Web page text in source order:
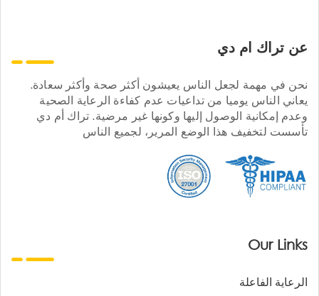
عن تراك ام دي
نحن في مهمة لجعل الناس يعيشون أكثر صحة وأكثر سعادة.
يعاني الناس يوميا من تداعيات عدم كفاءة الرعاية الصحية
وعدم إمكانية الوصول إليها وكونها غير مرضية. تراك أم دي
تأسست لتخفيف هذا الوضع المرير، لجميع الناس
Our Links
الرعاية الفاعلة